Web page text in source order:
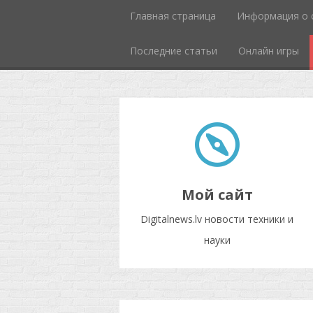
Главная страница Информация о
Последние статьи Онлайн игры
Мой сайт
Digitalnews.lv новости техники и
науки